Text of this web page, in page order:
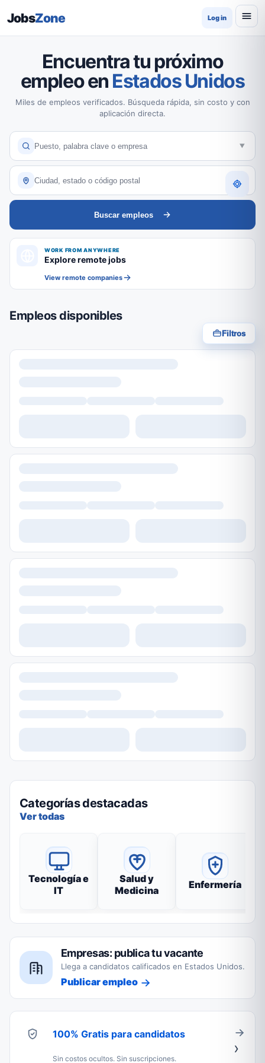
JobsZone Log in
Encuentra tu próximo
empleo en Estados Unidos
Miles de empleos verificados. Búsqueda rápida, sin costo y con
aplicación directa.
Buscar empleos
WORK FROM ANYWHERE
Explore remote jobs
View remote companies
Empleos disponibles
Filtros
Categorías destacadas
Ver todas
Tecnología e
IT
Salud y
Medicina
Enfermería
Empresas: publica tu vacante
Llega a candidatos calificados en Estados Unidos.
Publicar empleo
100% Gratis para candidatos
Sin costos ocultos. Sin suscripciones.